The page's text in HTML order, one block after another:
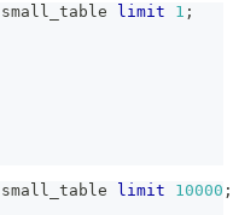
small_table limit 1 ;
small_table limit 10000 ;